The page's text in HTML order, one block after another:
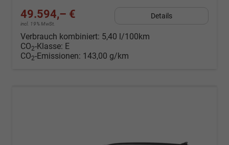
49.594,– €
incl. 19% MwSt.
Details
Verbrauch kombiniert: 5,40 l/100km
CO2-Klasse: E
CO2-Emissionen: 143,00 g/km